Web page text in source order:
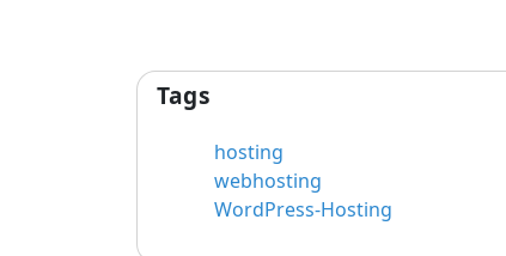
Tags
hosting
webhosting
WordPress-Hosting